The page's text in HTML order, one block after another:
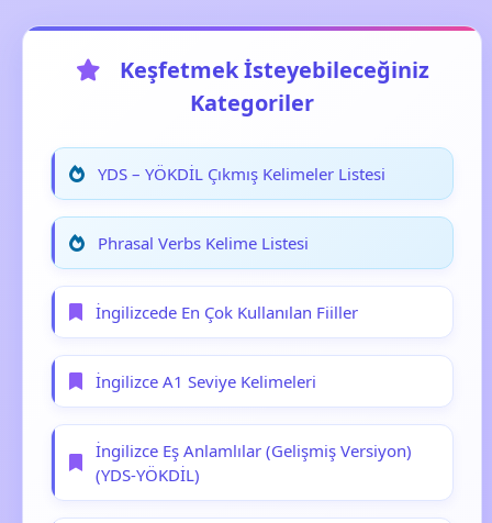
Keşfetmek İsteyebileceğiniz
Kategoriler
YDS – YÖKDİL Çıkmış Kelimeler Listesi
Phrasal Verbs Kelime Listesi
İngilizcede En Çok Kullanılan Fiiller
İngilizce A1 Seviye Kelimeleri
İngilizce Eş Anlamlılar (Gelişmiş Versiyon)
(YDS-YÖKDİL)